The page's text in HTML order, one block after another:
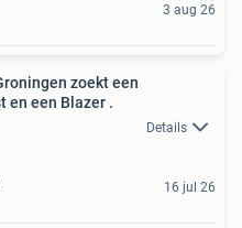
3 aug 26
zoekt een
en een Blazer .
Details
16 jul 26